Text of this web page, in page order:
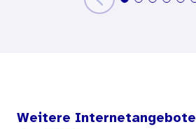
Weitere Internetangebote